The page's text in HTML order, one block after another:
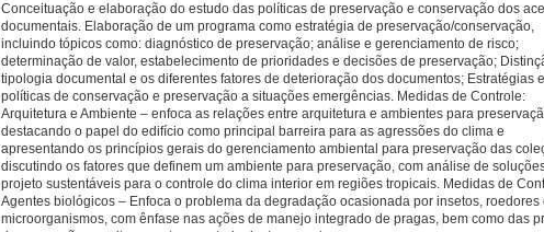
Conceituação e elaboração do estudo das políticas de preservação e conservação dos
documentais. Elaboração de um programa como estratégia de preservação/conservação,
incluindo tópicos como: diagnóstico de preservação; análise e gerenciamento de risco;
determinação de valor, estabelecimento de prioridades e decisões de preservação;
tipologia documental e os diferentes fatores de deterioração dos documentos; Estratégias e
políticas de conservação e preservação a situações emergências. Medidas de Controle:
Arquitetura e Ambiente – enfoca as relações entre arquitetura e ambientes para
destacando o papel do edifício como principal barreira para as agressões do clima e
apresentando os princípios gerais do gerenciamento ambiental para preservação das
discutindo os fatores que definem um ambiente para preservação, com análise de
projeto sustentáveis para o controle do clima interior em regiões tropicais. Medidas de
Agentes biológicos – Enfoca o problema da degradação ocasionada por insetos, roedores
microorganismos, com ênfase nas ações de manejo integrado de pragas, bem como das